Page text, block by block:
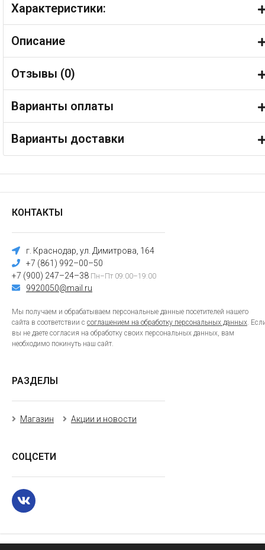
Характеристики:
Описание
Отзывы (0)
Варианты оплаты
Варианты доставки
КОНТАКТЫ
г. Краснодар, ул. Димитрова, 164
+7 (861) 992–00–50
+7 (900) 247–24–38 Пн–Пт 09:00–19:00
9920050@mail.ru
Мы получаем и обрабатываем персональные данные посетителей нашего
сайта в соответствии с соглашением на обработку персональных данных.
вы не даете согласия на обработку своих персональных данных, вам
необходимо покинуть наш сайт.
РАЗДЕЛЫ
Магазин Акции и новости
СОЦСЕТИ